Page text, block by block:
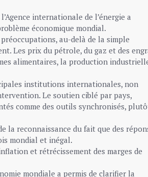
internationale de l’énergie a
économique mondial.
au-delà de la simple
Les prix du pétrole, du gaz et des
alimentaires, la production
institutions internationales, non
Le soutien ciblé par pays,
comme des outils synchronisés,
la reconnaissance du fait que des
mondial et inégal.
et rétrécissement des marges de
mondiale a permis de clarifier la